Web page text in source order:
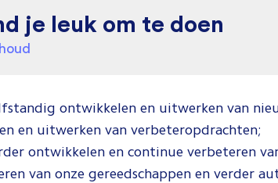
je leuk om te doen
ontwikkelen en uitwerken van
en uitwerken van verbeteropdrachten;
ontwikkelen en continue verbeteren
van onze gereedschappen en verder